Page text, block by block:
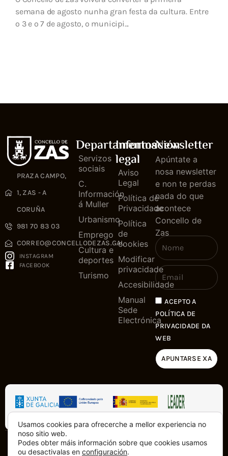
semana de agosto nunha gran festa da cultura. Entre
o 3 e o 7 de agosto, o municipi...
PRAZA CAMPO,
1, ZAS - A
CORUÑA
981 70 83 03
CORREO@CONCELLODEZAS.GAL
INSTAGRAM
FACEBOOK
Departamentos
Servizos
sociais
C.
Información
á Muller
Urbanismo
Emprego
Cultura e
deportes
Turismo
Información
legal
Aviso
Legal
Política de
Privacidade
Política
de
cookies
Modificar
privacidade
Accesibilidade
Manual
Sede
Electrónica
Newsletter
Apúntate a
nosa newsletter
e non te perdas
nada do que
acontece
Concello de
Zas
ACEPTO A
POLÍTICA DE
PRIVACIDADE DA
WEB
APUNTARSE XA
Copyright © 2025. Tódolos dereitos
Feito con
dende a Costa da
Usamos cookies para ofrecerche a mellor experiencia no
noso sitio web.
Podes obter máis información sobre que cookies usamos
ou desactivalas en configuración.